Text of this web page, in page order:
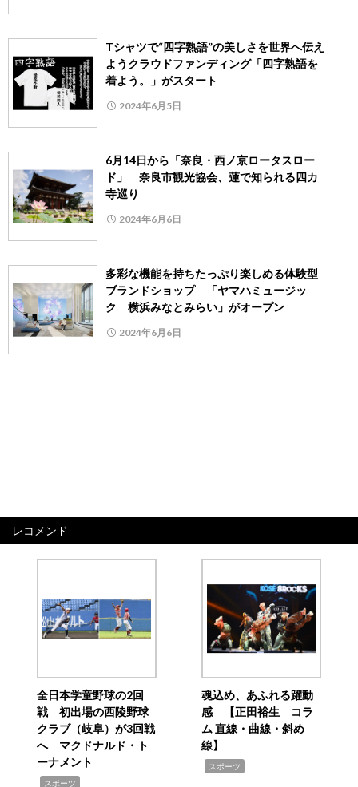
Tシャツで“四字熟語”の美しさを世界へ伝え
ようクラウドファンディング「四字熟語を
着よう。」がスタート
2024年6月5日
6月14日から「奈良・西ノ京ロータスロー
ド」 奈良市観光協会、蓮で知られる四カ
寺巡り
2024年6月6日
多彩な機能を持ちたっぷり楽しめる体験型
ブランドショップ 「ヤマハミュージッ
ク 横浜みなとみらい」がオープン
2024年6月6日
レコメンド
全日本学童野球の2回
戦 初出場の西陵野球
クラブ（岐阜）が3回戦
へ マクドナルド・ト
ーナメント
スポーツ
魂込め、あふれる躍動
感 【正田裕生 コラ
ム 直線・曲線・斜め
線】
スポーツ